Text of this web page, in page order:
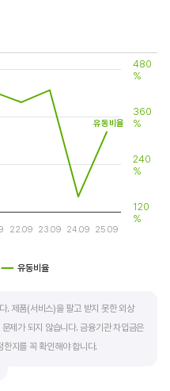
제품(서비스)의 경쟁력이 높은 것으로
categories.
values, and values.
유동비율
22.09 23.09 24.09 25.09
120
%
240
%
360
%
480
%
유동비율
. 제품(서비스)을 팔고 받지 못한 외상
제가 되지 않습니다. 금융기관 차입금은
지를 꼭 확인해야 합니다.